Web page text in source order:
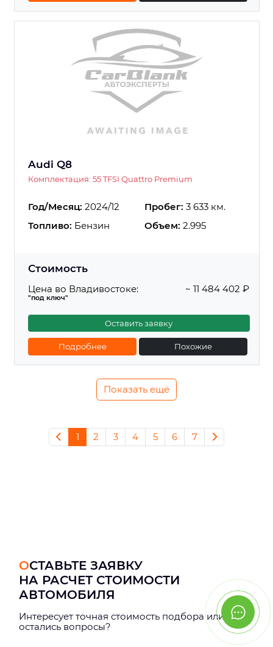
Audi Q8
Комплектация: 55 TFSI Quattro Premium
Год/Месяц: 2024/12 Пробег: 3 633 км.
Топливо: Бензин Объем: 2.995
Стоимость
Цена во Владивостоке:
"под ключ"
~ 11 484 402 ₽
Оставить заявку
Подробнее Похожие
Показать ещё
1 2 3 4 5 6 7
ОСТАВЬТЕ ЗАЯВКУ
НА РАСЧЕТ СТОИМОСТИ
АВТОМОБИЛЯ
Интерeсует точная стоимость подбора или
остались вопросы?